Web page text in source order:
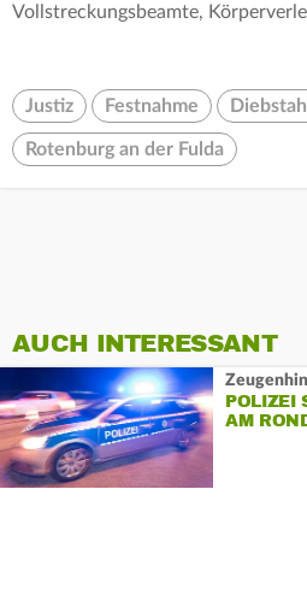
Vollstreckungsbeamte,
Justiz Festnahme Diebstahl
Rotenburg an der Fulda
AUCH INTERESSANT
POLIZEI
AM